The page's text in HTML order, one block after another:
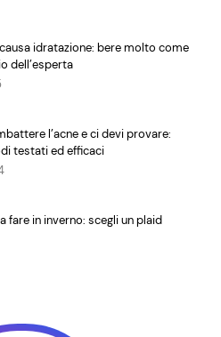
idratazione: bere molto come
dell’esperta
l’acne e ci devi provare:
testati ed efficaci
fare in inverno: scegli un plaid